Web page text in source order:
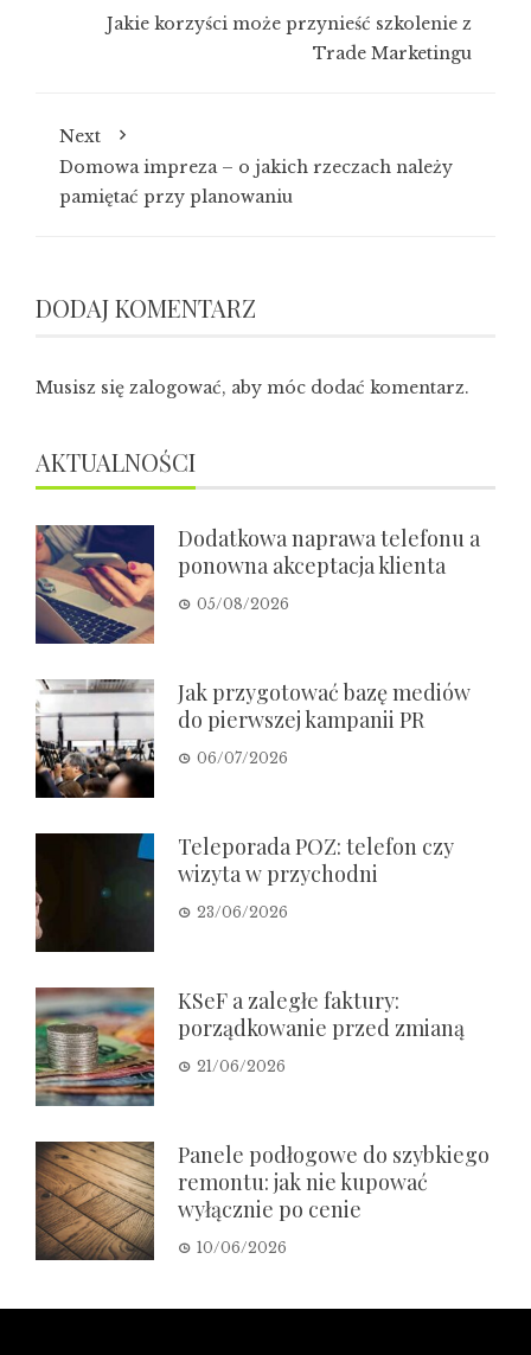
Jakie korzyści może przynieść szkolenie z
Trade Marketingu
Next
Domowa impreza – o jakich rzeczach należy
pamiętać przy planowaniu
DODAJ KOMENTARZ
Musisz się zalogować, aby móc dodać komentarz.
AKTUALNOŚCI
Dodatkowa naprawa telefonu a
ponowna akceptacja klienta
05/08/2026
Jak przygotować bazę mediów
do pierwszej kampanii PR
06/07/2026
Teleporada POZ: telefon czy
wizyta w przychodni
23/06/2026
KSeF a zaległe faktury:
porządkowanie przed zmianą
21/06/2026
Panele podłogowe do szybkiego
remontu: jak nie kupować
wyłącznie po cenie
10/06/2026